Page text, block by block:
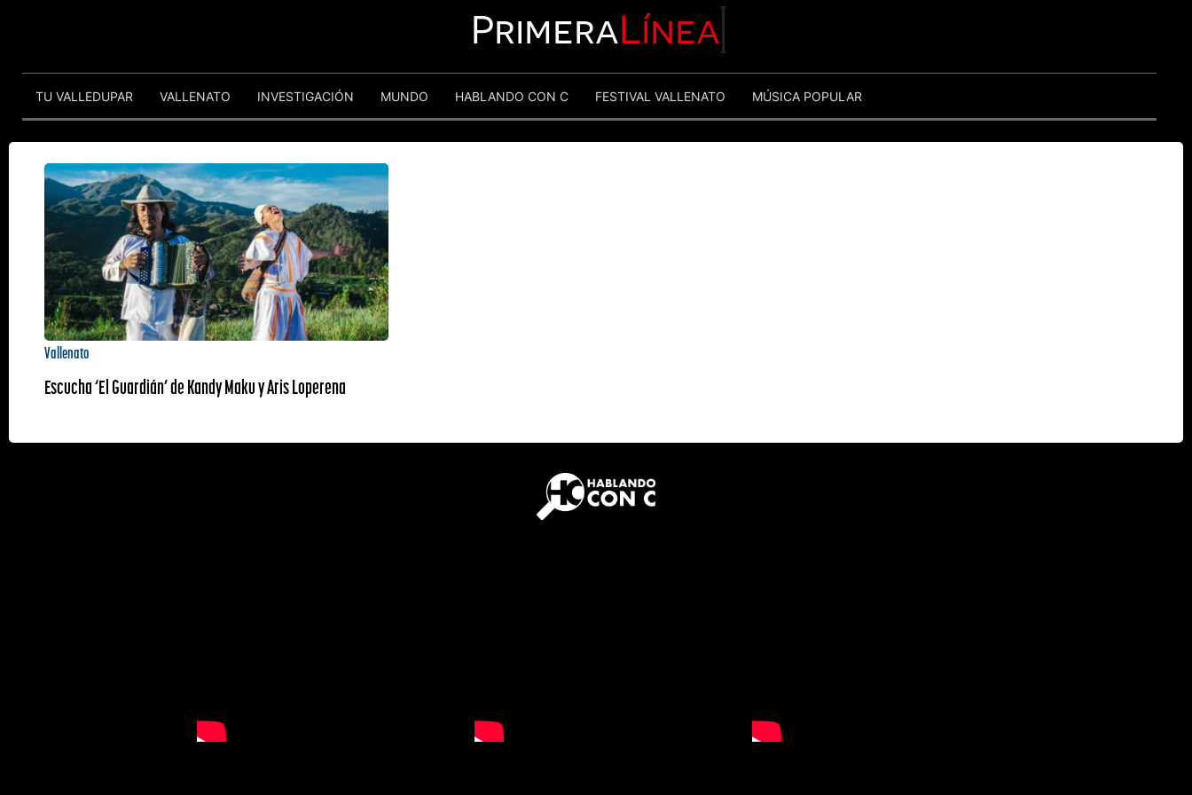
PrimeraLínea
TU VALLEDUPAR VALLENATO INVESTIGACIÓN MUNDO HABLANDO CON C FESTIVAL VALLENATO MÚSICA POPULAR
Vallenato
Escucha ‘El Guardián’ de Kandy Maku y Aris Loperena